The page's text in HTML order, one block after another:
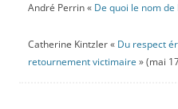
André Perrin « De quoi le nom de
Catherine Kintzler « Du respect
retournement victimaire » (mai